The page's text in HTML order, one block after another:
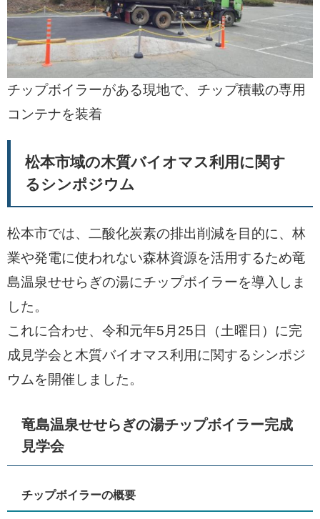
チップボイラーがある現地で、チップ積載の専用
コンテナを装着
松本市域の木質バイオマス利用に関す
るシンポジウム
松本市では、二酸化炭素の排出削減を目的に、林
業や発電に使われない森林資源を活用するため竜
島温泉せせらぎの湯にチップボイラーを導入しま
した。
これに合わせ、令和元年5月25日（土曜日）に完
成見学会と木質バイオマス利用に関するシンポジ
ウムを開催しました。
竜島温泉せせらぎの湯チップボイラー完成
見学会
チップボイラーの概要